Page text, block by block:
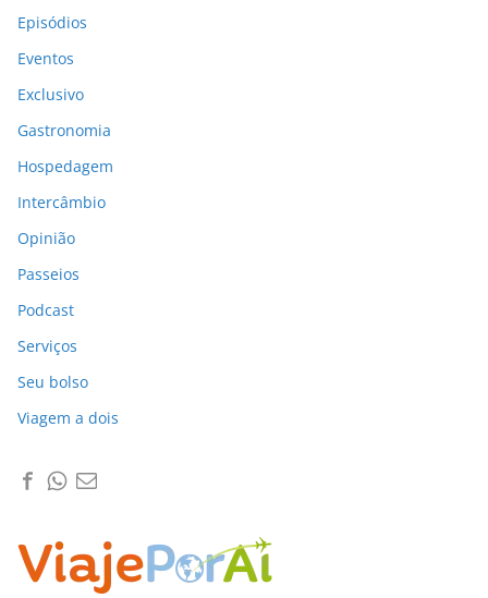
Episódios
Eventos
Exclusivo
Gastronomia
Hospedagem
Intercâmbio
Opinião
Passeios
Podcast
Serviços
Seu bolso
Viagem a dois